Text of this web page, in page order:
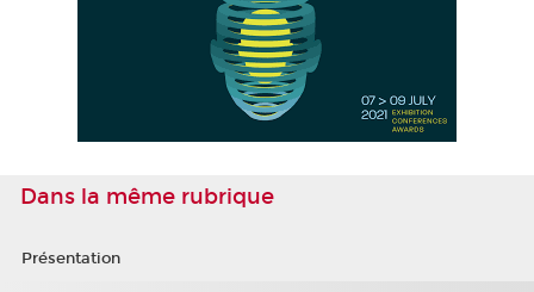
Dans la même rubrique
Présentation